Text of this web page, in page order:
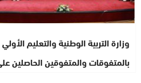
وزارة التربية الوطنية والتعليم
بالمتفوقات والمتفوقين الحاصلين